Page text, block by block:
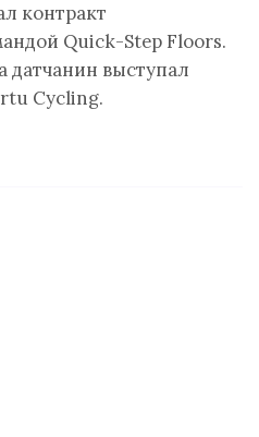
контракт
Quick-Step Floors.
датчанин выступал
Cycling.